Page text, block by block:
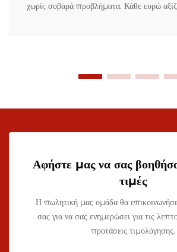
χωρίς σοβαρά προβλήματα. Κάθε ευρώ
Αφήστε μας να σας
τιμές
Η πωλητική μας ομάδα θα
σας για να σας ενημερώσει για τις
προτάσεις τιμολόγησης.